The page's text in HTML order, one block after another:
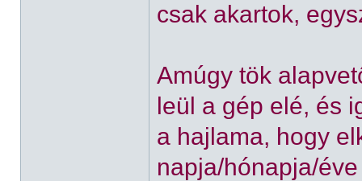
csak akartok,
Amúgy tök
leül a gép elé, és
a hajlama, hogy
napja/hónapja/